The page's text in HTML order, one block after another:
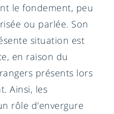
le fondement, peu
ou parlée. Son
situation est
en raison du
présents lors
Ainsi, les
rôle d'envergure